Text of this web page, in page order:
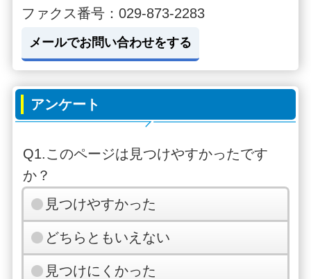
ファクス番号：029-873-2283
メールでお問い合わせをする
アンケート
Q1.このページは見つけやすかったです
か？
見つけやすかった
どちらともいえない
見つけにくかった